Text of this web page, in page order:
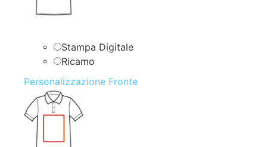
Stampa Digitale
Ricamo
Personalizzazione Fronte